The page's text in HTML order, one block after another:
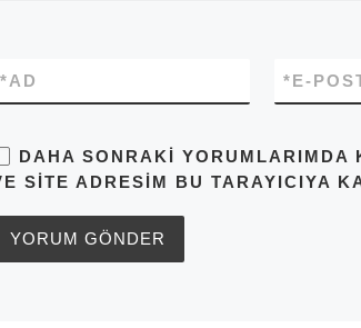
AD
* E-
*
DAHA SONRAKI
SITE ADRESIM BU TARAYICIYA